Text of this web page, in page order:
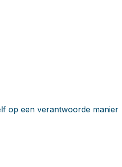
op een verantwoorde manier